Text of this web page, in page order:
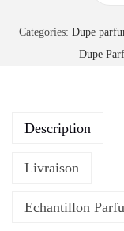
Categories: Dupe
Dupe
Description
Livraison
Echantillon